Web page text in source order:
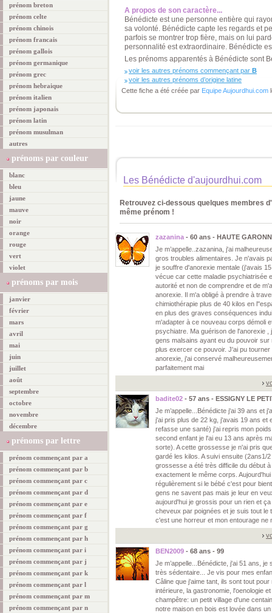
prénom breton
prénom celte
prénom chinois
prénom francais
prénom gallois
prénom germanique
prénom grec
prénom hebraique
prénom italien
prénom japonais
prénom latin
prénom musulman
autres
prénoms par couleur
blanc
bleu
jaune
mauve
noir
orange
rouge
vert
violet
prénoms par mois
janvier
février
mars
avril
mai
juin
juillet
août
septembre
octobre
novembre
décembre
prénoms par lettre
prénom commençant par a
prénom commençant par b
prénom commençant par c
prénom commençant par d
prénom commençant par e
prénom commençant par f
prénom commençant par g
prénom commençant par h
prénom commençant par i
prénom commençant par j
prénom commençant par k
prénom commençant par l
prénom commençant par m
prénom commençant par n
A propos de son caractère...
Bénédicte est une personne entière qui
sa volonté. Bénédicte capte les regards et
parfois se montrer trop fière, mais on lui
personnalité est extraordinaire. Bénédicte
Les prénoms apparentés à Bénédicte sont
voir les autres prénoms commençant par B
voir les autres prénoms d’origine latine
Cette fiche a été créée par Equipe Aujourdhui.com
Les Bénédicte d'aujourdhui.com
Retrouvez ci-dessous quelques membres
même prénom !
zazanina - 60 ans - HAUTE
Je m’appelle..zazanina, j'ai
gros troubles alimentaires. Je n'avais
je souffre d'anorexie mentale (j'avais
vécue car cette maladie psychiatrisée
autorité et non de comprendre et de
anorexie. Il m'a obligé à prendre à
chimiothérapie plus de 40 kilos en
en plus des graves conséquences
m'adapter à ce nouveau corps démoli
psychiatre. Ma guérison de l'anorexie
gens malsains ayant eu du pouvoir
plus exercer ce pouvoir. J'ai pu
anorexie, j'ai conservé
parfaitement mai
badite02 - 57 ans - ESSIGNY LE
Je m’appelle...Bénédicte j'ai 39 ans et
j'ai pris plus de 22 kg, j'avais 19 ans et
refasse une santé) j'ai repris mon
second enfant je l'ai eu 13 ans après
sorte). A cette grossesse je n'ai pris
gardé les kilos. A suivi ensuite (2ans1/
grossesse a été très difficile du début
exactement le même corps.
régulièrement si le bébé c'est pour
gens ne savent pas mais je leur en
aujourd'hui je grossis pour un rien et
cheveux par poignées et je suis tout
c'est une horreur et mon entourage ne
BEN2009 - 68 ans - 99
Je m’appelle...Bénédicte, j'ai 51 ans,
très sédentaire... Je vis pour mes
Câline que j'aime tant, ils sont tout
intérieure, la gastronomie, l'oenologie
champêtre: un petit village d'une
notre maison en bois est lovée dans